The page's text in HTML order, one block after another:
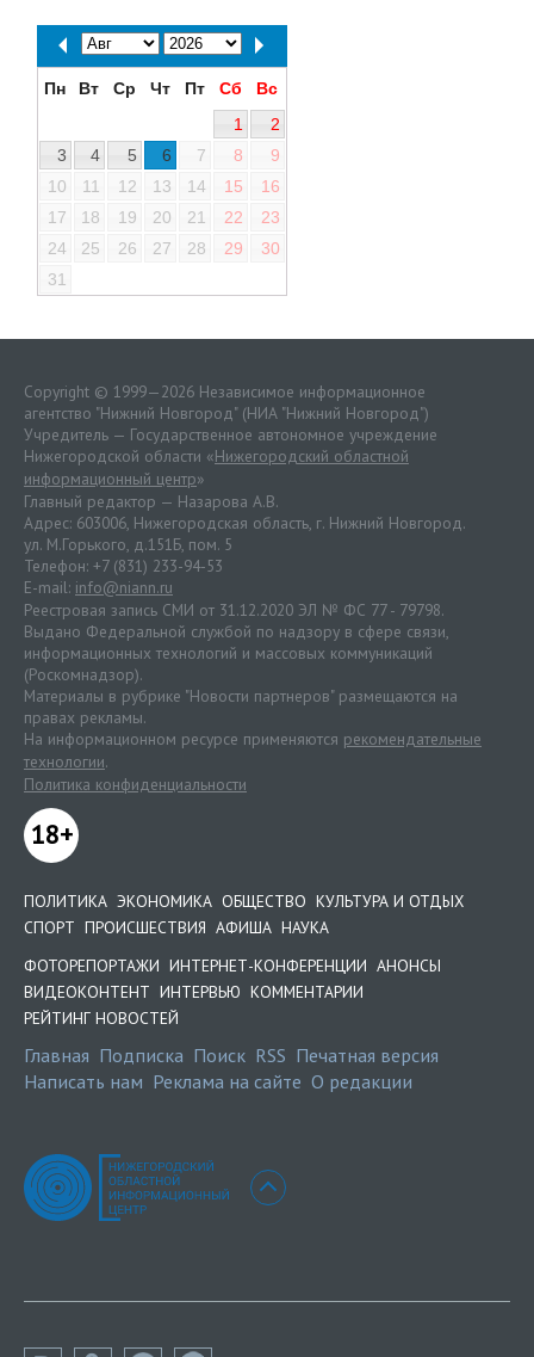
Пн Вт Ср Чт Пт Сб
Вс
1
2
3
4 5 6 7 8
9
10
11 12 13 14 15
16
17
18 19 20 21 22
23
24
25 26 27 28 29
30
31
Copyright © 1999—2026 Независимое информационное
агентство "Нижний Новгород" (НИА "Нижний Новгород")
Учредитель — Государственное автономное учреждение
Нижегородской области «Нижегородский областной
информационный центр»
Главный редактор — Назарова А.В.
Адрес: 603006, Нижегородская область, г. Нижний Новгород.
ул. М.Горького, д.151Б, пом. 5
Телефон: +7 (831) 233-94-53
E-mail: info@niann.ru
Реестровая запись СМИ от 31.12.2020 ЭЛ № ФС 77 - 79798.
Выдано Федеральной службой по надзору в сфере связи,
информационных технологий и массовых коммуникаций
(Роскомнадзор).
Материалы в рубрике "Новости партнеров" размещаются на
правах рекламы.
На информационном ресурсе применяются рекомендательные
технологии.
Политика конфиденциальности
18+
ПОЛИТИКА ЭКОНОМИКА ОБЩЕСТВО КУЛЬТУРА И ОТДЫХ
СПОРТ ПРОИСШЕСТВИЯ АФИША НАУКА
ФОТОРЕПОРТАЖИ ИНТЕРНЕТ-КОНФЕРЕНЦИИ АНОНСЫ
ВИДЕОКОНТЕНТ ИНТЕРВЬЮ КОММЕНТАРИИ
РЕЙТИНГ НОВОСТЕЙ
Главная Подписка Поиск RSS Печатная версия
Написать нам Реклама на сайте О редакции